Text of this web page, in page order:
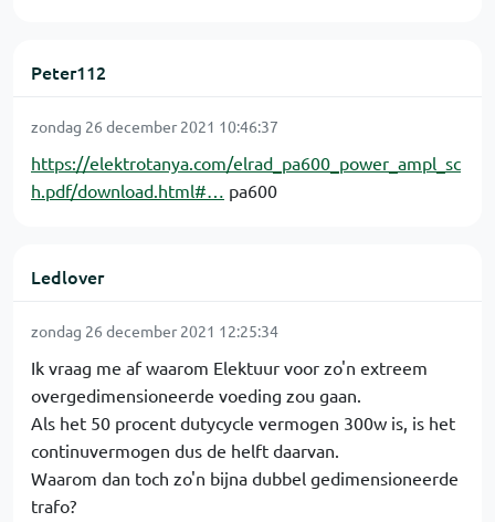
Peter112
zondag 26 december 2021 10:46:37
https://elektrotanya.com/elrad_pa600_power_ampl_sc
h.pdf/download.html#… pa600
Ledlover
zondag 26 december 2021 12:25:34
Ik vraag me af waarom Elektuur voor zo'n extreem
overgedimensioneerde voeding zou gaan.
Als het 50 procent dutycycle vermogen 300w is, is het
continuvermogen dus de helft daarvan.
Waarom dan toch zo'n bijna dubbel gedimensioneerde
trafo?